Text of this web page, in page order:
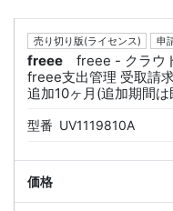
売り切り版(ライセンス) 申
freee
freee - クラウ
freee支出管理 受取請
追加10ヶ月(追加期間
型番 UV1119810A